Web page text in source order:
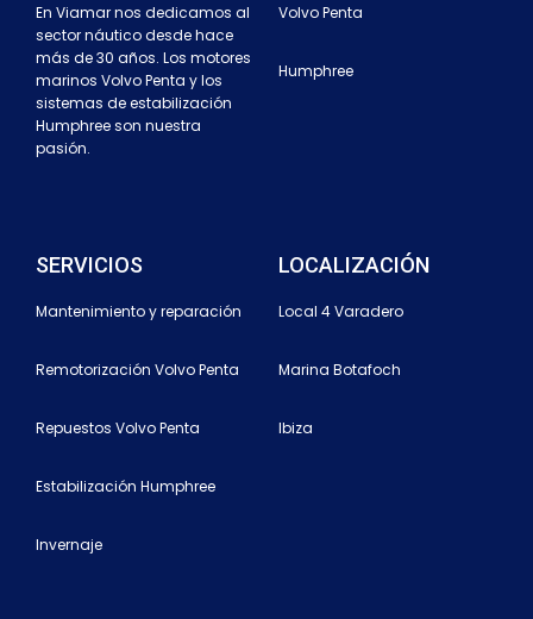
En Viamar nos dedicamos al
sector náutico desde hace
más de 30 años. Los motores
marinos Volvo Penta y los
sistemas de estabilización
Humphree son nuestra
pasión.
Volvo Penta
Humphree
SERVICIOS
Mantenimiento y reparación
Remotorización Volvo Penta
Repuestos Volvo Penta
Estabilización Humphree
Invernaje
LOCALIZACIÓN
Local 4 Varadero
Marina Botafoch
Ibiza